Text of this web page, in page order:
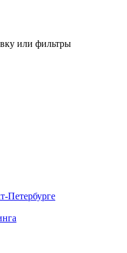
или фильтры
Петербурге